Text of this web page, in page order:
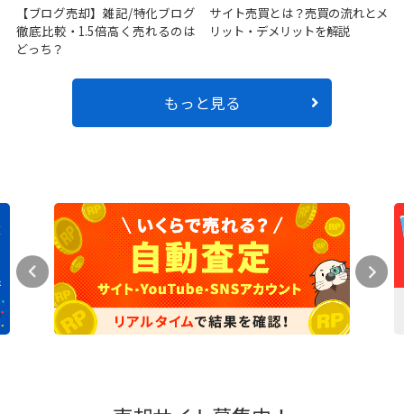
【ブログ売却】雑記/特化ブログ
徹底比較・1.5倍高く売れるのは
どっち？
サイト売買とは？売買の流れとメ
リット・デメリットを解説
もっと見る